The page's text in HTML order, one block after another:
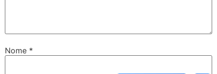
Nome *